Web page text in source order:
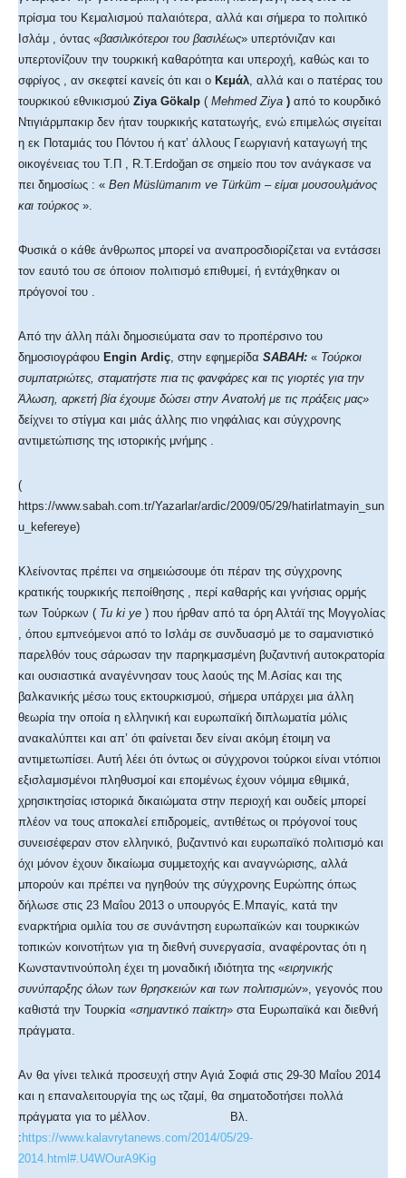
πρίσμα του Κεμαλισμού παλαιότερα, αλλά και σήμερα το πολιτικό
Ισλάμ , όντας «βασιλικότεροι του βασιλέως» υπερτόνιζαν και
υπερτονίζουν την τουρκική καθαρότητα και υπεροχή, καθώς και το
σφρίγος , αν σκεφτεί κανείς ότι και ο Κεμάλ, αλλά και ο πατέρας του
τουρκικού εθνικισμού Ziya Gökalp ( Mehmed Ziya ) από το κουρδικό
Ντιγιάρμπακιρ δεν ήταν τουρκικής κατατωγής, ενώ επιμελώς σιγείται
η εκ Ποταμιάς του Πόντου ή κατ’ άλλους Γεωργιανή καταγωγή της
οικογένειας του Τ.Π , R.T.Erdoğan σε σημείο που τον ανάγκασε να
πει δημοσίως : « Ben Müslümanım ve Türküm – είμαι μουσουλμάνος
και τούρκος ».
Φυσικά ο κάθε άνθρωπος μπορεί να αναπροσδιορίζεται να εντάσσει
τον εαυτό του σε όποιον πολιτισμό επιθυμεί, ή εντάχθηκαν οι
πρόγονοί του .
Από την άλλη πάλι δημοσιεύματα σαν το προπέρσινο του
δημοσιογράφου Engin Ardiç, στην εφημερίδα SABAH: « Τούρκοι
συμπατριώτες, σταματήστε πια τις φανφάρες και τις γιορτές για την
Άλωση, αρκετή βία έχουμε δώσει στην Ανατολή με τις πράξεις μας»
δείχνει το στίγμα και μιάς άλλης πιο νηφάλιας και σύγχρονης
αντιμετώπισης της ιστορικής μνήμης .
(
https://www.sabah.com.tr/Yazarlar/ardic/2009/05/29/hatirlatmayin_sun
u_kefereye)
Κλείνοντας πρέπει να σημειώσουμε ότι πέραν της σύγχρονης
κρατικής τουρκικής πεποίθησης , περί καθαρής και γνήσιας ορμής
των Τούρκων ( Tu ki ye ) που ήρθαν από τα όρη Αλτάϊ της Μογγολίας
, όπου εμπνεόμενοι από το Ισλάμ σε συνδυασμό με το σαμανιστικό
παρελθόν τους σάρωσαν την παρηκμασμένη βυζαντινή αυτοκρατορία
και ουσιαστικά αναγέννησαν τους λαούς της Μ.Ασίας και της
βαλκανικής μέσω τους εκτουρκισμού, σήμερα υπάρχει μια άλλη
θεωρία την οποία η ελληνική και ευρωπαϊκή διπλωματία μόλις
ανακαλύπτει και απ’ ότι φαίνεται δεν είναι ακόμη έτοιμη να
αντιμετωπίσει. Αυτή λέει ότι όντως οι σύγχρονοι τούρκοι είναι ντόπιοι
εξισλαμισμένοι πληθυσμοί και επομένως έχουν νόμιμα εθιμικά,
χρησικτησίας ιστορικά δικαιώματα στην περιοχή και ουδείς μπορεί
πλέον να τους αποκαλεί επιδρομείς, αντιθέτως οι πρόγονοί τους
συνεισέφεραν στον ελληνικό, βυζαντινό και ευρωπαϊκό πολιτισμό και
όχι μόνον έχουν δικαίωμα συμμετοχής και αναγνώρισης, αλλά
μπορούν και πρέπει να ηγηθούν της σύγχρονης Ευρώπης όπως
δήλωσε στις 23 Μαΐου 2013 ο υπουργός Ε.Μπαγίς, κατά την
εναρκτήρια ομιλία του σε συνάντηση ευρωπαϊκών και τουρκικών
τοπικών κοινοτήτων για τη διεθνή συνεργασία, αναφέροντας ότι η
Κωνσταντινούπολη έχει τη μοναδική ιδιότητα της «ειρηνικής
συνύπαρξης όλων των θρησκειών και των πολιτισμών», γεγονός που
καθιστά την Τουρκία «σημαντικό παίκτη» στα Ευρωπαϊκά και διεθνή
πράγματα.
Αν θα γίνει τελικά προσευχή στην Αγιά Σοφιά στις 29-30 Μαΐου 2014
και η επαναλειτουργία της ως τζαμί, θα σηματοδοτήσει πολλά
πράγματα για το μέλλον. Βλ.
: https://www.kalavrytanews.com/2014/05/29-
2014.html#.U4WOurA9Kig